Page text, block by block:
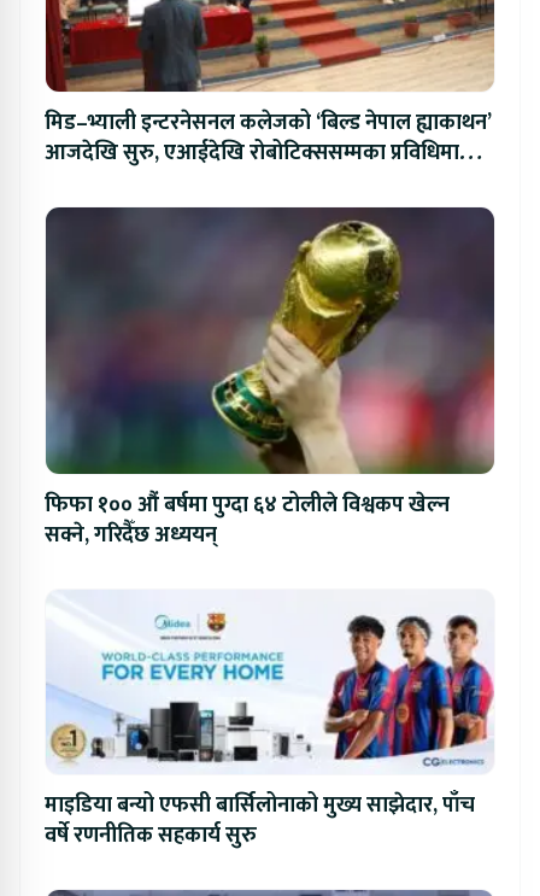
मिड–भ्याली इन्टरनेसनल कलेजको ‘बिल्ड नेपाल ह्याकाथन’
आजदेखि सुरु, एआईदेखि रोबोटिक्ससम्मका प्रविधिमा
फिफा १०० औं बर्षमा पुग्दा ६४ टोलीले विश्वकप खेल्न
सक्ने, गरिदैँछ अध्ययन्
माइडिया बन्यो एफसी बार्सिलोनाको मुख्य साझेदार, पाँच
वर्षे रणनीतिक सहकार्य सुरु